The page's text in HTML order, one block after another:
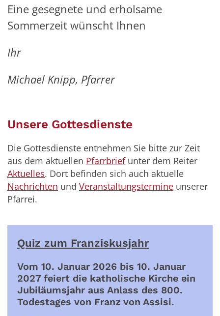
Eine gesegnete und erholsame
Sommerzeit wünscht Ihnen
Ihr
Michael Knipp, Pfarrer
Unsere Gottesdienste
Die Gottesdienste entnehmen Sie bitte zur Zeit
aus dem aktuellen Pfarrbriefunter dem Reiter
Aktuelles. Dort befinden sich auch aktuelle
Nachrichten und Veranstaltungstermine unserer
Pfarrei.
Quiz zum Franziskusjahr
Vom 10. Januar 2026 bis 10. Januar
2027 feiert die katholische Kirche ein
Jubiläumsjahr aus Anlass des 800.
Todestages von Franz von Assisi.